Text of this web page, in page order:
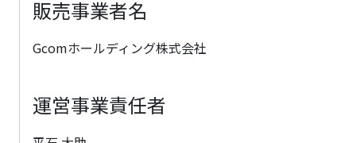
販売事業者名
Gcomホールディング株式会社
運営事業責任者